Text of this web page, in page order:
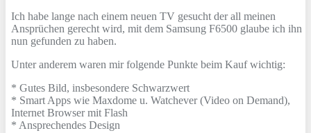
Ich habe lange nach einem neuen TV gesucht der all meinen
Ansprüchen gerecht wird, mit dem Samsung F6500 glaube ich ihn
nun gefunden zu haben.
Unter anderem waren mir folgende Punkte beim Kauf wichtig:
* Gutes Bild, insbesondere Schwarzwert
* Smart Apps wie Maxdome u. Watchever (Video on Demand),
Internet Browser mit Flash
* Ansprechendes Design